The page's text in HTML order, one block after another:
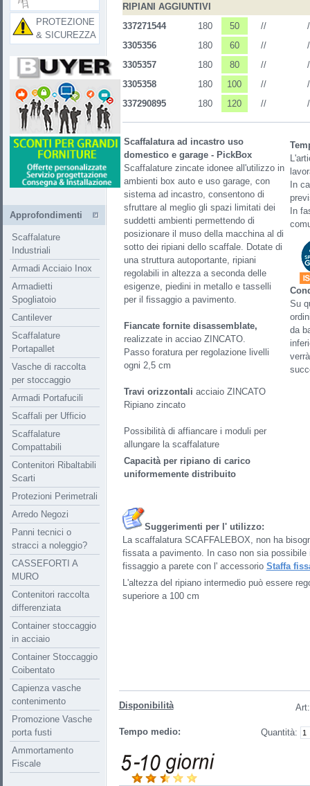
RIPIANI AGGIUNTIVI
337271544
180 50 //
3305356
180 60 //
3305357
180 80 //
3305358
180 100 //
337290895
180 120 //
Scaffalatura ad incastro uso
domestico e garage - PickBox
Scaffalature zincate idonee all'utilizzo in
ambienti box auto e uso garage, con
sistema ad incastro, consentono di
sfruttare al meglio gli spazi limitati dei
suddetti ambienti permettendo di
posizionare il muso della macchina al di
sotto dei ripiani dello scaffale. Dotate di
una struttura autoportante, ripiani
regolabili in altezza a seconda delle
esigenze, piedini in metallo e tasselli
per il fissaggio a pavimento.
Fiancate fornite disassemblate,
realizzate in acciao ZINCATO.
Passo foratura per regolazione livelli
ogni 2,5 cm
Travi orizzontali acciaio ZINCATO
Ripiano zincato
Possibilità di affiancare i moduli per
allungare la scaffalature
Capacità per ripiano di carico
uniformemente distribuito
In
In
Su
da
Suggerimenti per l' utilizzo:
La scaffalatura SCAFFALEBOX, non ha
fissata a pavimento. In caso non sia
fissaggio a parete con l' accessorio Staffa
L'altezza del ripiano intermedio può essere
superiore a 100 cm
Disponibilità
Tempo medio:
Art:
Quantità:
PROTEZIONE
& SICUREZZA
Approfondimenti
Scaffalature
Industriali
Armadi Acciaio Inox
Armadietti
Spogliatoio
Cantilever
Scaffalature
Portapallet
Vasche di raccolta
per stoccaggio
Armadi Portafucili
Scaffali per Ufficio
Scaffalature
Compattabili
Contenitori Ribaltabili
Scarti
Protezioni Perimetrali
Arredo Negozi
Panni tecnici o
stracci a noleggio?
CASSEFORTI A
MURO
Contenitori raccolta
differenziata
Container stoccaggio
in acciaio
Container Stoccaggio
Coibentato
Capienza vasche
contenimento
Promozione Vasche
porta fusti
Ammortamento
Fiscale